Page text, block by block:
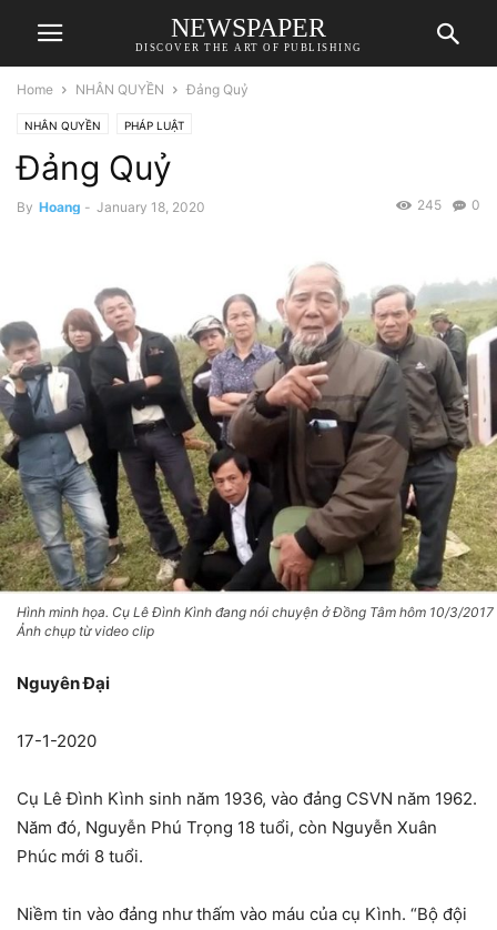
NEWSPAPER
DISCOVER THE ART OF PUBLISHING
Home NHÂN QUYỀN Đảng Quỷ
NHÂN QUYỀN PHÁP LUẬT
Đảng Quỷ
By Hoang - January 18, 2020 0
245
Hình minh họa. Cụ Lê Đình Kình đang nói chuyện ở Đồng Tâm hôm 10/3/2017
Ảnh chụp từ video clip
Nguyên Đại
17-1-2020
Cụ Lê Đình Kình sinh năm 1936, vào đảng CSVN năm 1962.
Năm đó, Nguyễn Phú Trọng 18 tuổi, còn Nguyễn Xuân
Phúc mới 8 tuổi.
Niềm tin vào đảng như thấm vào máu của cụ Kình. “Bộ đội